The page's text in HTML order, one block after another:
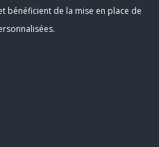
bénéficient de la mise en place de